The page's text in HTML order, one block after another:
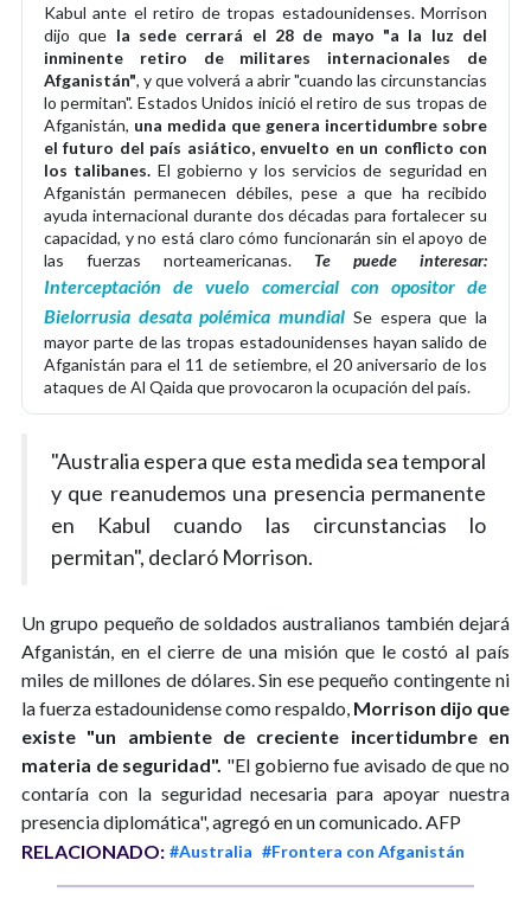
Kabul ante el retiro de tropas estadounidenses. Morrison
dijo que la sede cerrará el 28 de mayo "a la luz del
inminente retiro de militares internacionales de
Afganistán", y que volverá a abrir "cuando las circunstancias
lo permitan". Estados Unidos inició el retiro de sus tropas de
Afganistán, una medida que genera incertidumbre sobre
el futuro del país asiático, envuelto en un conflicto con
los talibanes. El gobierno y los servicios de seguridad en
Afganistán permanecen débiles, pese a que ha recibido
ayuda internacional durante dos décadas para fortalecer su
capacidad, y no está claro cómo funcionarán sin el apoyo de
las fuerzas norteamericanas. Te puede interesar:
Interceptación de vuelo comercial con opositor de
Bielorrusia desata polémica mundial Se espera que la
mayor parte de las tropas estadounidenses hayan salido de
Afganistán para el 11 de setiembre, el 20 aniversario de los
ataques de Al Qaida que provocaron la ocupación del país.
"Australia espera que esta medida sea temporal
y que reanudemos una presencia permanente
en Kabul cuando las circunstancias lo
permitan", declaró Morrison.
Un grupo pequeño de soldados australianos también dejará
Afganistán, en el cierre de una misión que le costó al país
miles de millones de dólares. Sin ese pequeño contingente ni
la fuerza estadounidense como respaldo, Morrison dijo que
existe "un ambiente de creciente incertidumbre en
materia de seguridad". "El gobierno fue avisado de que no
contaría con la seguridad necesaria para apoyar nuestra
presencia diplomática", agregó en un comunicado. AFP
RELACIONADO: #Australia #Frontera con Afganistán